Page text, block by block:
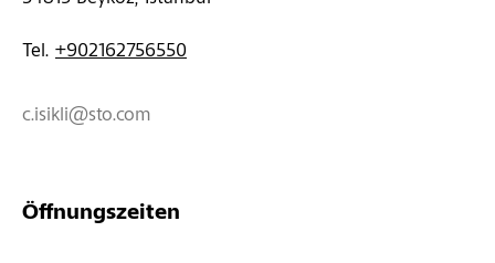
Tel. +902162756550
c.isikli@sto.com
Öffnungszeiten